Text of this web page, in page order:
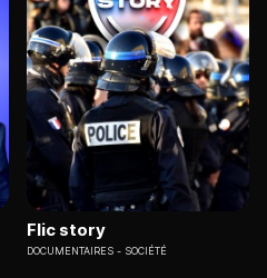
Flic story
DOCUMENTAIRES SOCIÉTÉ